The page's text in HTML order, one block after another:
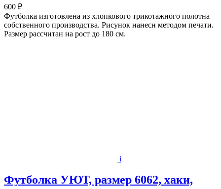
600 ₽
Футболка изготовлена из хлопкового трикотажного полотна
собственного производства. Рисунок нанесн методом печати.
Размер рассчитан на рост до 180 см.
i
Футболка УЮТ, размер 6062, хаки,